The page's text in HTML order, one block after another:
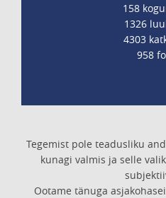
158
1326
4303
958
Tegemist pole teadusliku
kunagi valmis ja selle
Ootame tänuga